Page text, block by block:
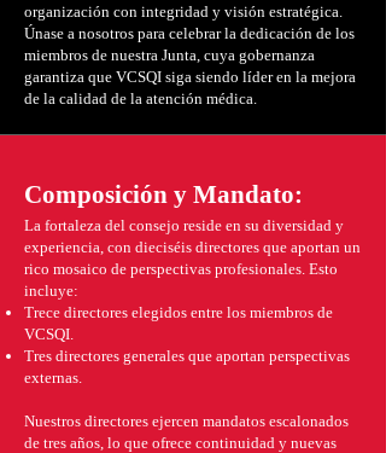
organización con integridad y visión estratégica.
Únase a nosotros para celebrar la dedicación de los
miembros de nuestra Junta, cuya gobernanza
garantiza que VCSQI siga siendo líder en la mejora
de la calidad de la atención médica.
Composición y Mandato:
La fortaleza del consejo reside en su diversidad y
experiencia, con dieciséis directores que aportan un
rico mosaico de perspectivas profesionales. Esto
incluye:
Trece directores elegidos entre los miembros de
VCSQI.
Tres directores generales que aportan perspectivas
externas.
Nuestros directores ejercen mandatos escalonados
de tres años, lo que ofrece continuidad y nuevas